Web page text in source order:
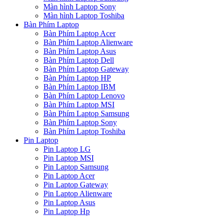
Màn hình Laptop Sony
Màn hình Laptop Toshiba
Bàn Phím Laptop
Bàn Phím Laptop Acer
Bàn Phím Laptop Alienware
Bàn Phím Laptop Asus
Bàn Phím Laptop Dell
Bàn Phím Laptop Gateway
Bàn Phím Laptop HP
Bàn Phím Laptop IBM
Bàn Phím Laptop Lenovo
Bàn Phím Laptop MSI
Bàn Phím Laptop Samsung
Bàn Phím Laptop Sony
Bàn Phím Laptop Toshiba
Pin Laptop
Pin Laptop LG
Pin Laptop MSI
Pin Laptop Samsung
Pin Laptop Acer
Pin Laptop Gateway
Pin Laptop Alienware
Pin Laptop Asus
Pin Laptop Hp